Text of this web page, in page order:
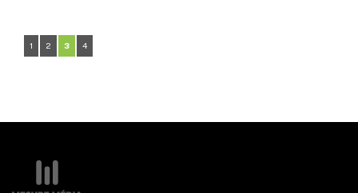
1 2 3 4